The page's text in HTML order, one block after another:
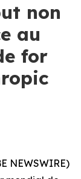
non
au
for
NEWSWIRE)